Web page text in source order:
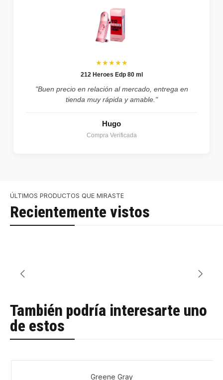
★★★★★
212 Heroes Edp 80 ml
"Buen precio en relación al mercado, entrega en
tienda muy rápida y amable."
Hugo
Compra Verificada
ÚLTIMOS PRODUCTOS QUE MIRASTE
Recientemente vistos
También podría interesarte uno
de estos
Greene Gray